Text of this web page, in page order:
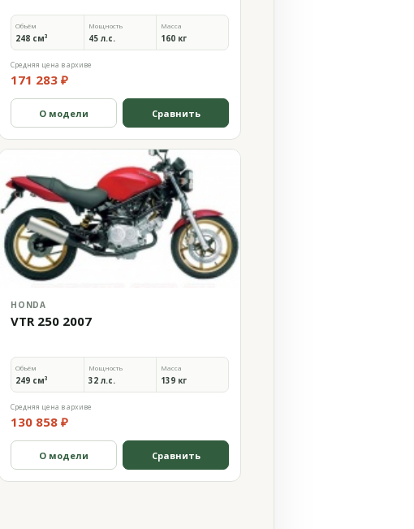
Объём
248 см³
Мощность
45 л.с.
Масса
160 кг
Средняя цена в архиве
171 283 ₽
О модели Сравнить
HONDA
VTR 250 2007
Объём
249 см³
Мощность
32 л.с.
Масса
139 кг
Средняя цена в архиве
130 858 ₽
О модели Сравнить